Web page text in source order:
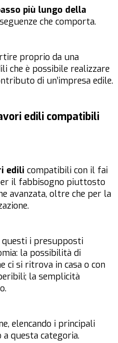
più lungo della
che comporta.
proprio da una
che è possibile realizzare
di un’impresa edile.
edili compatibili
edili compatibili con il fai
il fabbisogno piuttosto
avanzata, oltre che per la
questi i presupposti
la possibilità di
ci si ritrova in casa o con
la semplicità
elencando i principali
questa categoria.